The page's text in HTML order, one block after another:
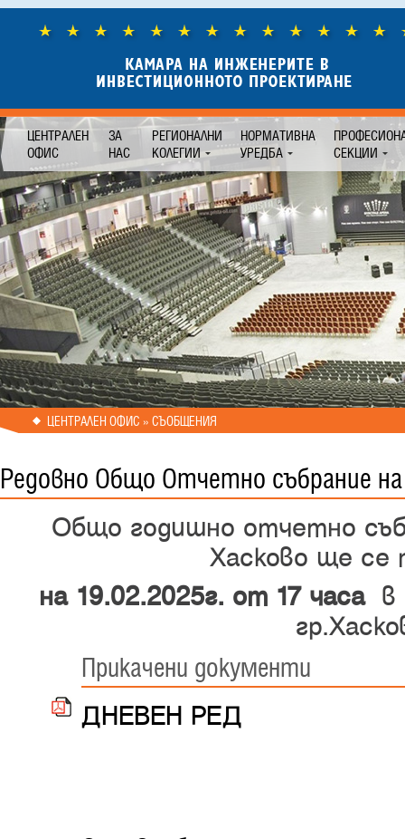
ЦЕНТРАЛЕН
ОФИС
ЗА
НАС
РЕГИОНАЛНИ
КОЛЕГИИ
НОРМАТИВНА
УРЕДБА
СЕКЦИИ
ЦЕНТРАЛЕН ОФИС » СЪОБЩЕНИЯ
Редовно Общо Отчетно събрание
Oбщо годишно oтчетно
Хасково ще се
на 19.02.2025г. от 17 часа в
Прикачени документи
ДНЕВЕН РЕД